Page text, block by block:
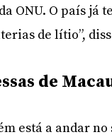
ONU. O país já
de lítio”,
de
está a andar